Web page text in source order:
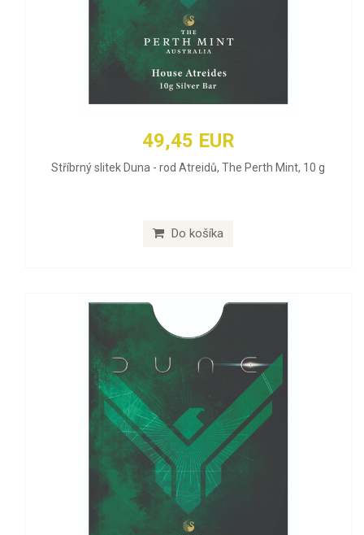
49,45 EUR
Stříbrný slitek Duna - rod Atreidů, The Perth Mint, 10 g
Do košíka